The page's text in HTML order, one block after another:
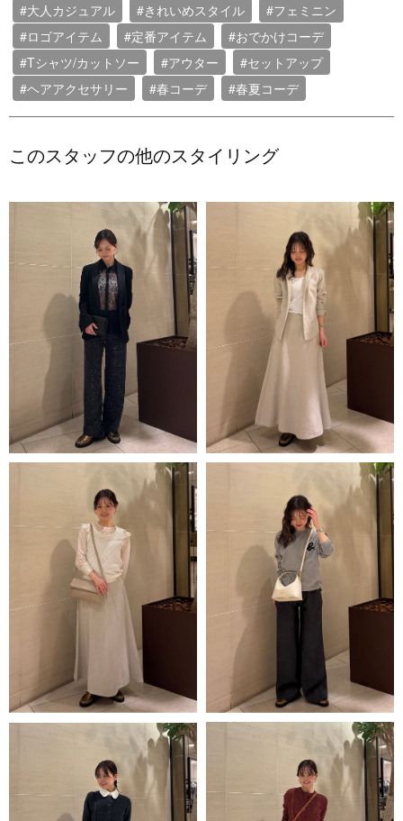
#大人カジュアル
#きれいめスタイル
#フェミニン
#ロゴアイテム
#定番アイテム
#おでかけコーデ
#Tシャツ/カットソー
#アウター
#セットアップ
#ヘアアクセサリー
#春コーデ #春夏コーデ
このスタッフの他のスタイリング